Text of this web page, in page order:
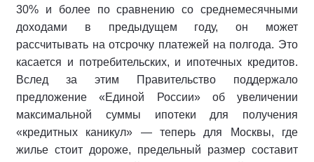
30% и более по сравнению со среднемесячными
доходами в предыдущем году, он может
рассчитывать на отсрочку платежей на полгода. Это
касается и потребительских, и ипотечных кредитов.
Вслед за этим Правительство поддержало
предложение «Единой России» об увеличении
максимальной суммы ипотеки для получения
«кредитных каникул» — теперь для Москвы, где
жилье стоит дороже, предельный размер составит